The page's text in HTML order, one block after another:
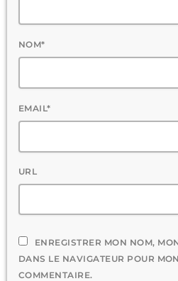
NOM*
EMAIL*
URL
ENREGISTRER MON NOM,
DANS LE NAVIGATEUR POUR
COMMENTAIRE.